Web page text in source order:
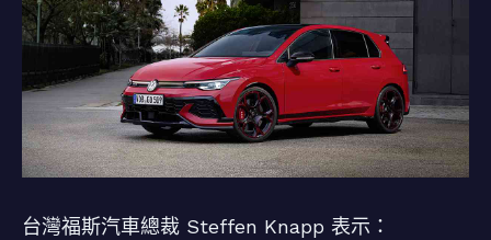
台灣福斯汽車總裁 Steffen Knapp 表示：